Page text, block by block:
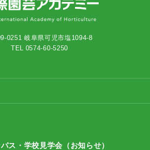
0251 岐阜県可児市塩1094-8
TEL 0574-60-5250
ス・学校見学会（お知らせ）